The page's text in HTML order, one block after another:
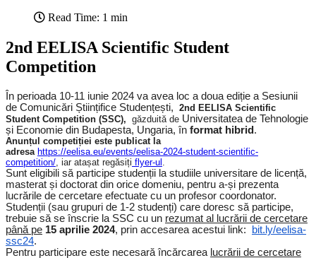
Read Time: 1 min
2nd EELISA Scientific Student
Competition
În perioada 10-11 iunie 2024 va avea loc a doua ediție a Sesiunii
de Comunicări Științifice Studențești, 2nd EELISA Scientific
Student Competition (SSC), găzduită de Universitatea de Tehnologie
și Economie din Budapesta, Ungaria, în format hibrid .
Anunțul competiției este publicat la
adresa https://eelisa.eu/events/eelisa-2024-student-scientific-
competition/ , iar atașat regăsiți flyer-ul
Sunt eligibili să participe studenții la studiile universitare de licență,
masterat și doctorat din orice domeniu, pentru a-și prezenta
lucrările de cercetare efectuate cu un profesor coordonator.
Studenții (sau grupuri de 1-2 studenți) care doresc să participe,
trebuie să se înscrie la SSC cu un rezumat al lucrării de cercetare
până pe 15 aprilie 2024, prin accesarea acestui link:
bit.ly/eelisa-
ssc24.
Pentru participare este necesară încărcarea lucrării de cercetare